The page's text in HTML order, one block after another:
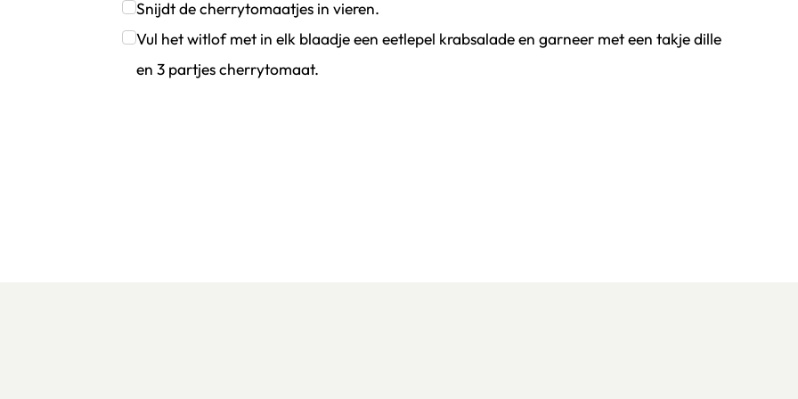
Klik om dit selectievakje aan te vinken
Snijdt de cherrytomaatjes in vieren.
Klik om dit selectievakje aan te vinken
Vul het witlof met in elk blaadje een eetlepel krabsalade en garneer met een takje dille
en 3 partjes cherrytomaat.